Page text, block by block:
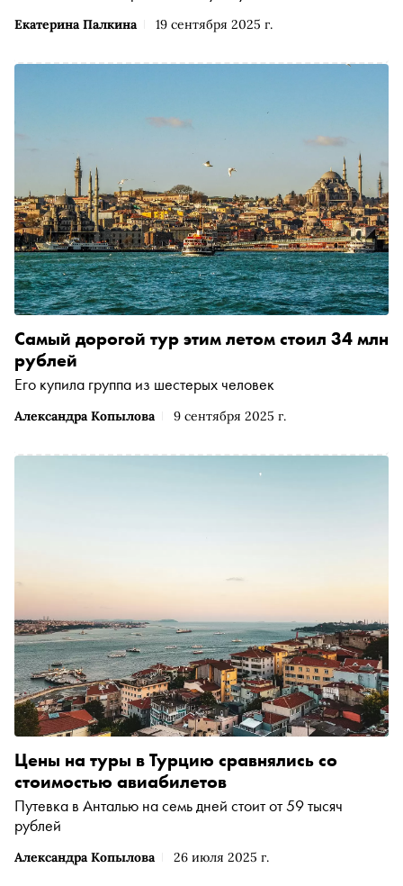
Екатерина Палкина 19 сентября 2025 г.
Александра Копылова 9 сентября 2025 г.
Самый дорогой тур этим летом стоил 34 млн
рублей
Его купила группа из шестерых человек
Александра Копылова 26 июля 2025 г.
Цены на туры в Турцию сравнялись со
стоимостью авиабилетов
Путевка в Анталью на семь дней стоит от 59 тысяч
рублей